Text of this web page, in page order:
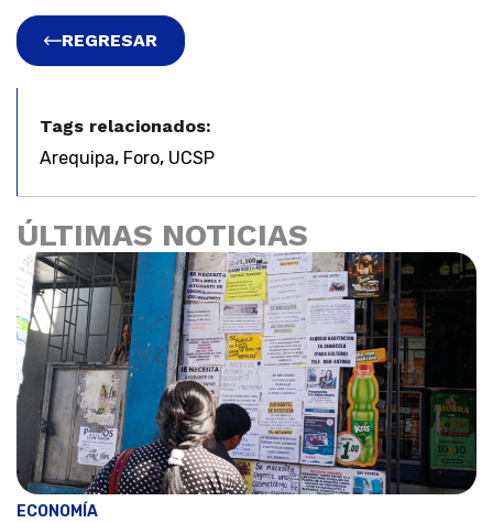
REGRESAR
Tags relacionados:
Arequipa, Foro, UCSP
ÚLTIMAS NOTICIAS
ECONOMÍA